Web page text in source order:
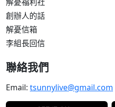
創辦人的話
解憂信箱
李組長回信
聯絡我們
Email: tsunnylive@gmail.com